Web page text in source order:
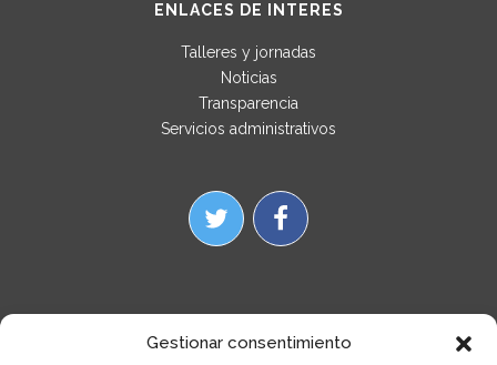
Gestionar consentimiento
ENLACES DE INTERES
Talleres y jornadas
Noticias
Transparencia
Servicios administrativos